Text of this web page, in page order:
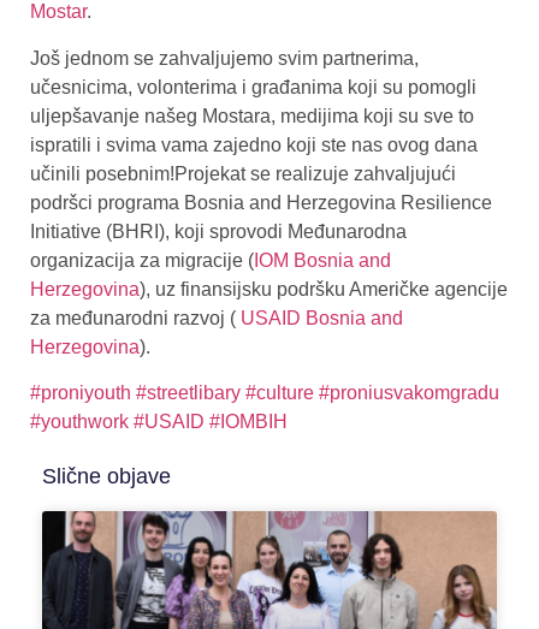
Mostar.
Još jednom se zahvaljujemo svim partnerima,
učesnicima, volonterima i građanima koji su pomogli
uljepšavanje našeg Mostara, medijima koji su sve to
ispratili i svima vama zajedno koji ste nas ovog dana
učinili posebnim!Projekat se realizuje zahvaljujući
podršci programa Bosnia and Herzegovina Resilience
Initiative (BHRI), koji sprovodi Međunarodna
organizacija za migracije ( IOM Bosnia and
Herzegovina), uz finansijsku podršku Američke agencije
za međunarodni razvoj ( USAID Bosnia and
Herzegovina).
#proniyouth #streetlibary #culture #proniusvakomgradu
#youthwork #USAID #IOMBIH
Slične objave